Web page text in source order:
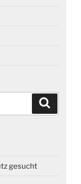
gesucht